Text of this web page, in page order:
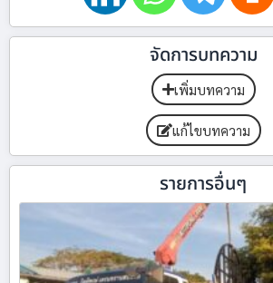
จัดการบทความ
เพิ่มบทความ
แก้ไขบทความ
รายการอื่นๆ